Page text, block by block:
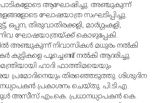
ആഘോഷിച്ചു. അഞ്ചുകുന്ന്
ഘോഷയാത്ര സംഘടിപ്പിച്ചു.
ഒപ്പന, തിരുവാതിരക്കളി, മാര്‍ഗ്ഗംകളി,
ഘോഷയാത്രയ്ക്ക് കൊഴുപ്പേകി.
അഞ്ചുകുന്ന് നിവാസികള്‍ മധുരം നല്‍കി
കുട്ടികളെ പൂച്ചെണ്ട് നല്‍കി ആദരിച്ചു.
ഹാദി ഫാത്തിമയെയും
പ്രമോദിനെയും തിരഞ്ഞെടുത്തു. ശിശുദിന
പ്രകാശനം ചെയ്തു. പി.ടി.എ.
അസീസ് എം.കെ. പ്രധാനധ്യാപകന്‍ കെ.